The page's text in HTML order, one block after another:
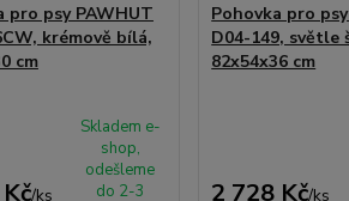
pro psy PAWHUT
krémově bílá,
cm
/ks
Skladem e-
shop,
odešleme
do 2-3
Pohovka pro
D04-149, světle
82x54x36 cm
2 728 Kč/ks